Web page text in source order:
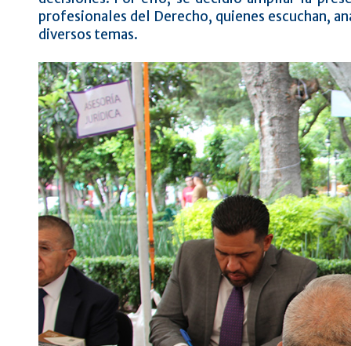
profesionales del Derecho, quienes escuchan,
diversos temas.